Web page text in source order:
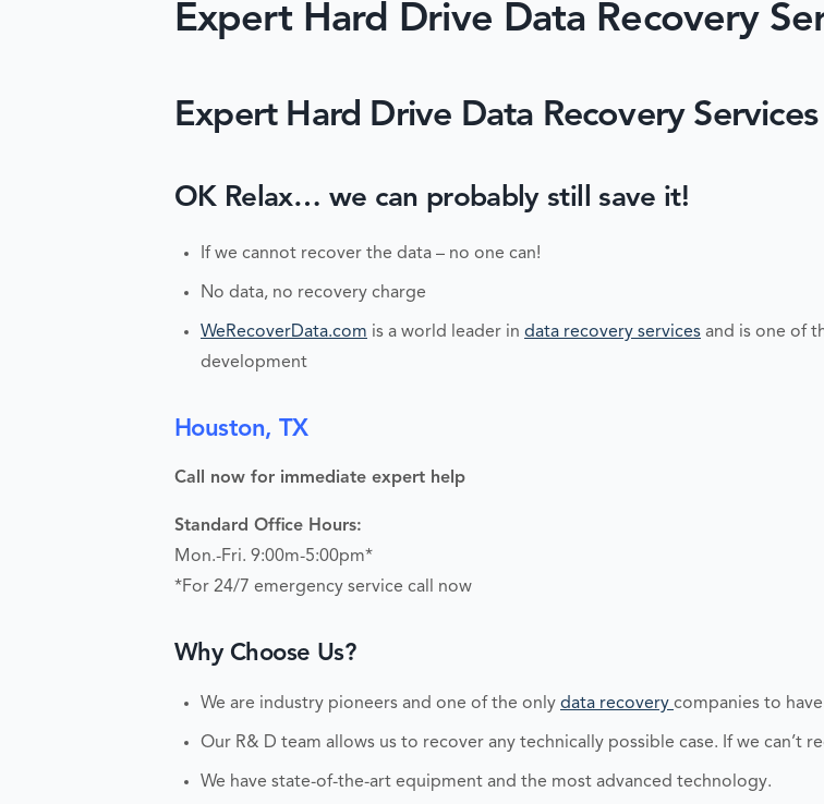
Expert Hard Drive Data Recovery
Expert Hard Drive Data Recovery
OK Relax… we can probably still save it!
If we cannot recover the data – no one can!
No data, no recovery charge
WeRecoverData.com is a world leader in data recovery services and is one of
development
Houston, TX
Call now for immediate expert help
Standard Office Hours:
Mon.-Fri. 9:00m-5:00pm*
*For 24/7 emergency service call now
Why Choose Us?
We are industry pioneers and one of the only data recovery companies to
Our R& D team allows us to recover any technically possible case. If we can’t
We have state-of-the-art equipment and the most advanced technology.